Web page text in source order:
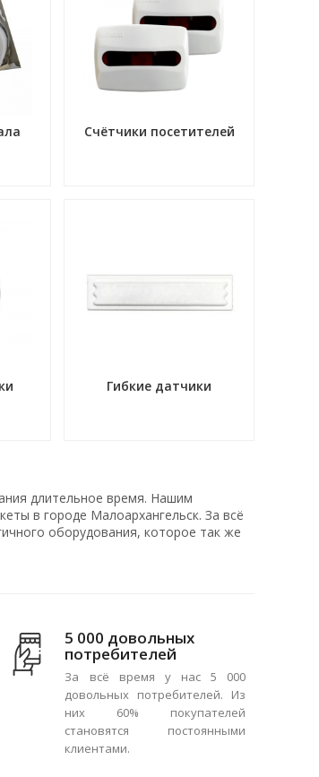
Счётчики посетителей
Гибкие датчики
длительное время. Нашим
в городе Малоархангельск. За всё
оборудования, которое так же
5 000 довольных
потребителей
За всё время у нас 5 000
довольных потребителей. Из
них 60% покупателей
становятся постоянными
клиентами.